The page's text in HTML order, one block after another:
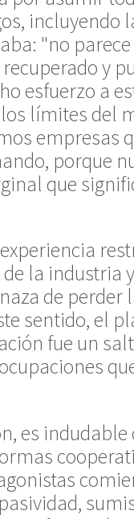
incluyendo
"no
y
esfuerzo a
límites del
empresas
porque
que
la industria
de perder
sentido, el
fue un
es indudable